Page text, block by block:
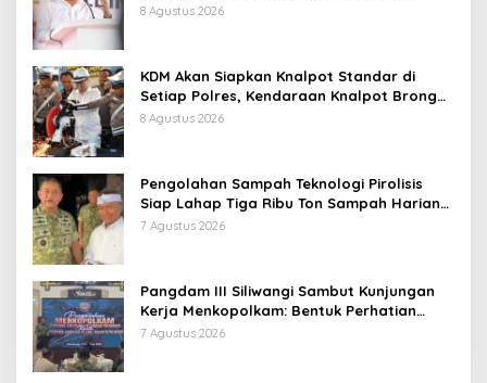
Pemberhentian
8 Agustus 2026
KDM Akan Siapkan Knalpot Standar di
Setiap Polres, Kendaraan Knalpot Brong
Tertangkap Langsung Ganti
8 Agustus 2026
Pengolahan Sampah Teknologi Pirolisis
Siap Lahap Tiga Ribu Ton Sampah Harian
Jawa Barat
7 Agustus 2026
Pangdam III Siliwangi Sambut Kunjungan
Kerja Menkopolkam: Bentuk Perhatian
Pemerintah
7 Agustus 2026